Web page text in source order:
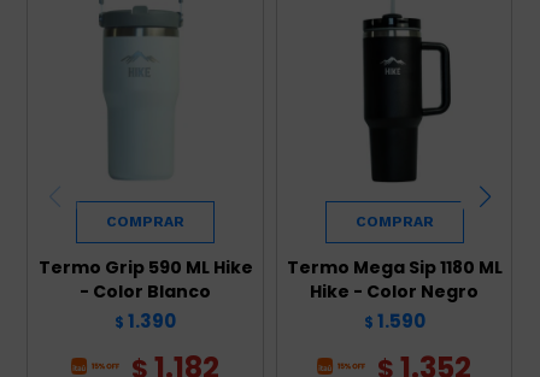
Termo Grip 590 ML Hike
- Color Blanco
$ 1.390
$1.182
Termo Mega Sip 1180 ML
Hike - Color Negro
$ 1.590
$1.352